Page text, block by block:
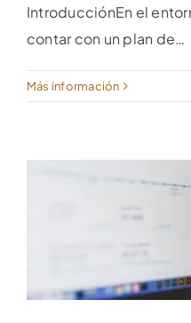
IntroducciónEn el
contar con un plan de…
Más información